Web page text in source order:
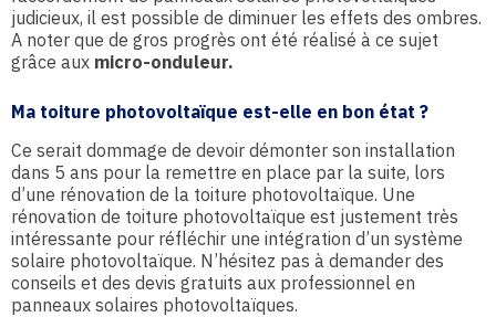
judicieux, il est possible de diminuer les effets des ombres.
A noter que de gros progrès ont été réalisé à ce sujet
grâce aux micro-onduleur.
Ma toiture photovoltaïque est-elle en bon état ?
Ce serait dommage de devoir démonter son installation
dans 5 ans pour la remettre en place par la suite, lors
d’une rénovation de la toiture photovoltaïque. Une
rénovation de toiture photovoltaïque est justement très
intéressante pour réfléchir une intégration d’un système
solaire photovoltaïque. N’hésitez pas à demander des
conseils et des devis gratuits aux professionnel en
panneaux solaires photovoltaïques.